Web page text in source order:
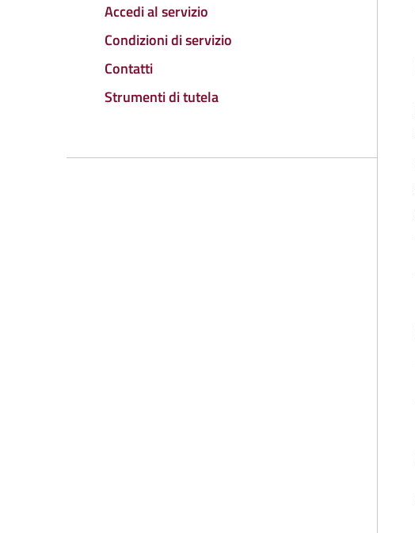
Accedi al servizio
Condizioni di servizio
Contatti
Strumenti di tutela